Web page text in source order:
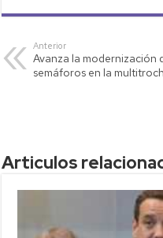
at
s
A
tt p
Li
Anterior
Avanza la modernización
semáforos en la
Articulos